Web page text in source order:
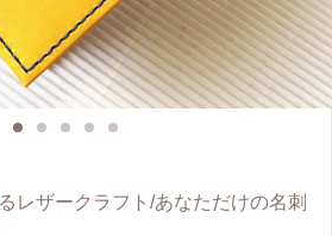
レザークラフト/あなただけの名刺